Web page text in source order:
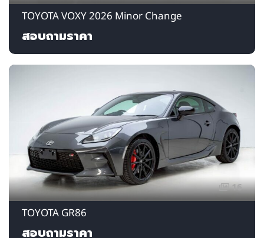
TOYOTA VOXY 2026 Minor Change
สอบถามราคา
16
TOYOTA GR86
สอบถามราคา